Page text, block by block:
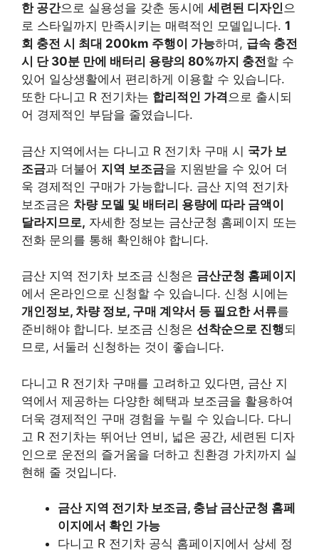
한 공간으로 실용성을 갖춘 동시에 세련된 디자인으
로 스타일까지 만족시키는 매력적인 모델입니다. 1
회 충전 시 최대 200km 주행이 가능하며, 급속 충전
시 단 30분 만에 배터리 용량의 80%까지 충전할 수
있어 일상생활에서 편리하게 이용할 수 있습니다.
또한 다니고 R 전기차는 합리적인 가격으로 출시되
어 경제적인 부담을 줄였습니다.
금산 지역에서는 다니고 R 전기차 구매 시 국가 보
조금과 더불어 지역 보조금을 지원받을 수 있어 더
욱 경제적인 구매가 가능합니다. 금산 지역 전기차
보조금은 차량 모델 및 배터리 용량에 따라 금액이
달라지므로, 자세한 정보는 금산군청 홈페이지 또는
전화 문의를 통해 확인해야 합니다.
금산 지역 전기차 보조금 신청은 금산군청 홈페이지
에서 온라인으로 신청할 수 있습니다. 신청 시에는
개인정보, 차량 정보, 구매 계약서 등 필요한 서류를
준비해야 합니다. 보조금 신청은 선착순으로 진행되
므로, 서둘러 신청하는 것이 좋습니다.
다니고 R 전기차 구매를 고려하고 있다면, 금산 지
역에서 제공하는 다양한 혜택과 보조금을 활용하여
더욱 경제적인 구매 경험을 누릴 수 있습니다. 다니
고 R 전기차는 뛰어난 연비, 넓은 공간, 세련된 디자
인으로 운전의 즐거움을 더하고 친환경 가치까지 실
현해 줄 것입니다.
금산 지역 전기차 보조금, 충남 금산군청 홈페
이지에서 확인 가능
다니고 R 전기차 공식 홈페이지에서 상세 정